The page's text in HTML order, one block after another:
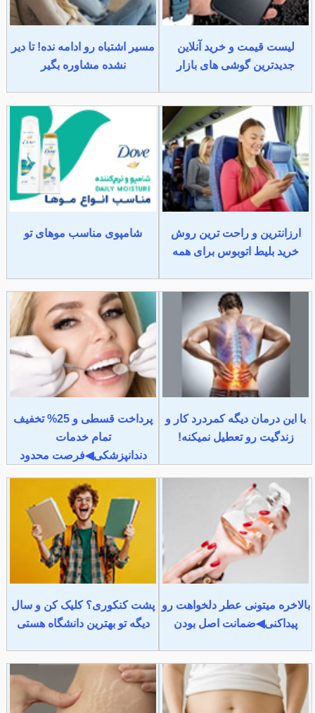
لیست قیمت و خرید آنلاین
جدیدترین گوشی های بازار
مسیر اشتباه رو ادامه نده! تا دیر
نشده مشاوره بگیر
ارزانترین و راحت ترین روش
خرید بلیط اتوبوس برای همه
شامپوی مناسب موهای تو
با این درمان دیگه کمردرد کار و
زندگیت رو تعطیل نمیکنه!
پرداخت قسطی و 25% تخفیف
تمام خدمات
دندانپزشکی◀فرصت محدود
بالاخره میتونی عطر دلخواهت رو
پیداکنی◀ضمانت اصل بودن
پشت کنکوری؟ کلیک کن و سال
دیگه تو بهترین دانشگاه هستی